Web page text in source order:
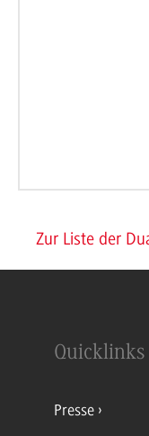
Zur Liste der
Quicklinks
Presse